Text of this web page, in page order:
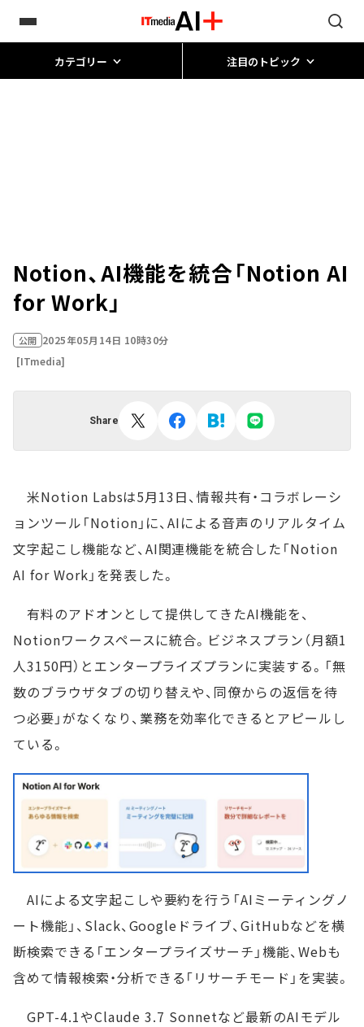
カテゴリー 注目のトピック
Notion、AI機能を統合「Notion AI
for Work」
公開 2025年05月14日 10時30分
[ITmedia]
Share
米Notion Labsは5月13日、情報共有・コラボレーシ
ョンツール「Notion」に、AIによる音声のリアルタイム
文字起こし機能など、AI関連機能を統合した「Notion
AI for Work」を発表した。
有料のアドオンとして提供してきたAI機能を、
Notionワークスペースに統合。ビジネスプラン（月額1
人3150円）とエンタープライズプランに実装する。「無
数のブラウザタブの切り替えや、同僚からの返信を待
つ必要」がなくなり、業務を効率化できるとアピールし
ている。
AIによる文字起こしや要約を行う「AIミーティングノ
ート機能」、Slack、Googleドライブ、GitHubなどを横
断検索できる「エンタープライズサーチ」機能、Webも
含めて情報検索・分析できる「リサーチモード」を実装。
GPT-4.1やClaude 3.7 Sonnetなど最新のAIモデル